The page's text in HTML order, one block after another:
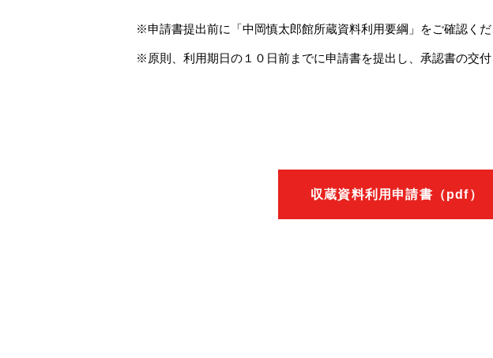
※申請書提出前に「中岡慎太郎館所蔵資料利用要綱」をご確認くだ
※原則、利用期日の１０日前までに申請書を提出し、承認書の交付
収蔵資料利用申請書（pdf）